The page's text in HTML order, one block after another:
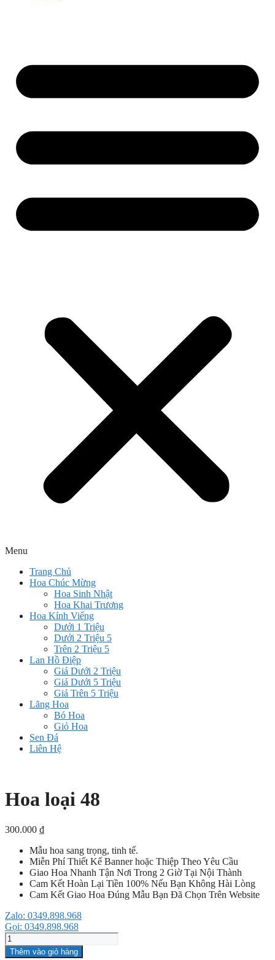
Menu
Trang Chủ
Hoa Chúc Mừng
Hoa Sinh Nhật
Hoa Khai Trương
Hoa Kính Viếng
Dưới 1 Triệu
Dưới 2 Triệu 5
Trên 2 Triệu 5
Lan Hồ Điệp
Giá Dưới 2 Triệu
Giá Dưới 5 Triệu
Giá Trên 5 Triệu
Lãng Hoa
Bó Hoa
Giỏ Hoa
Sen Đá
Liên Hệ
Hoa loại 48
300.000 ₫
Mẫu hoa sang trọng, tinh tế.
Miễn Phí Thiết Kế Banner hoặc Thiệp Theo Yêu Cầu
Giao Hoa Nhanh Tận Nơi Trong 2 Giờ Tại Nội Thành
Cam Kết Hoàn Lại Tiền 100% Nếu Bạn Không Hài Lòng
Cam Kết Giao Hoa Đúng Mẫu Bạn Đã Chọn Trên Website
Zalo: 0349.898.968
Gọi: 0349.898.968
Hoa
loại
Thêm vào giỏ hàng